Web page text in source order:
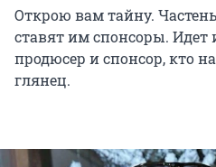
Открою вам тайну.
ставят им спонсоры. Идет
продюсер и спонсор, кто
глянец.